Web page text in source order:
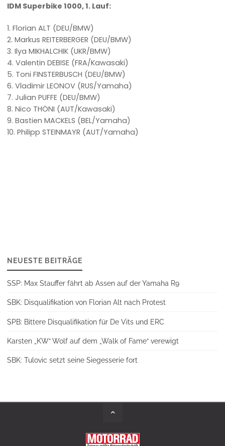
IDM Superbike 1000, 1. Lauf:
1. Florian ALT (DEU/BMW)
2. Markus REITERBERGER (DEU/BMW)
3. Ilya MIKHALCHIK (UKR/BMW)
4. Valentin DEBISE (FRA/Kawasaki)
5. Toni FINSTERBUSCH (DEU/BMW)
6. Vladimir LEONOV (RUS/Yamaha)
7. Julian PUFFE (DEU/BMW)
8. Nico THÖNI (AUT/Kawasaki)
9. Bastien MACKELS (BEL/Yamaha)
10. Philipp STEINMAYR (AUT/Yamaha)
NEUESTE BEITRÄGE
SSP: Max Stauffer fährt ab Assen auf der Yamaha R9
SBK: Disqualifikation von Florian Alt nach Protest
SPB: Bittere Disqualifikation für De Vits und ERC
Karsten „KW“ Wolf auf dem „Walk of Fame“ verewigt
SBK: Tulovic setzt seine Siegesserie fort
Back